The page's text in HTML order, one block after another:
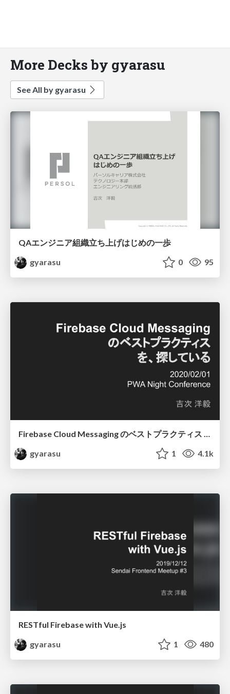
More Decks by gyarasu
See All by gyarasu
QAエンジニア組織立ち上げはじめの一歩
gyarasu
0 95
gyarasu
1 4.1k
RESTful Firebase with Vue.js
gyarasu
1 480